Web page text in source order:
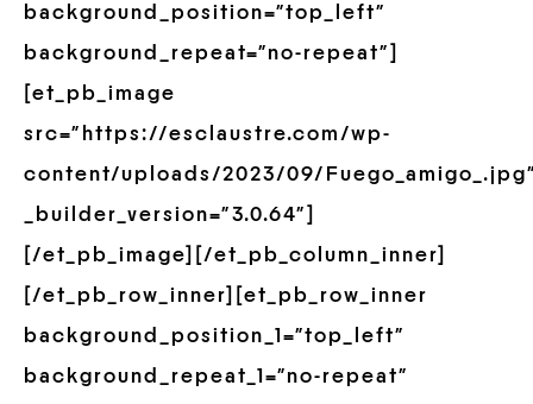
background_position=”top_left”
background_repeat=”no-repeat”]
[et_pb_image
src=”https://esclaustre.com/wp-
content/uploads/2023/09/
_builder_version=”3.0.64″]
[/et_pb_image][/et_pb_column_inner]
[/et_pb_row_inner][et_pb_row_inner
background_position_1=”top_left”
background_repeat_1=”no-repeat”